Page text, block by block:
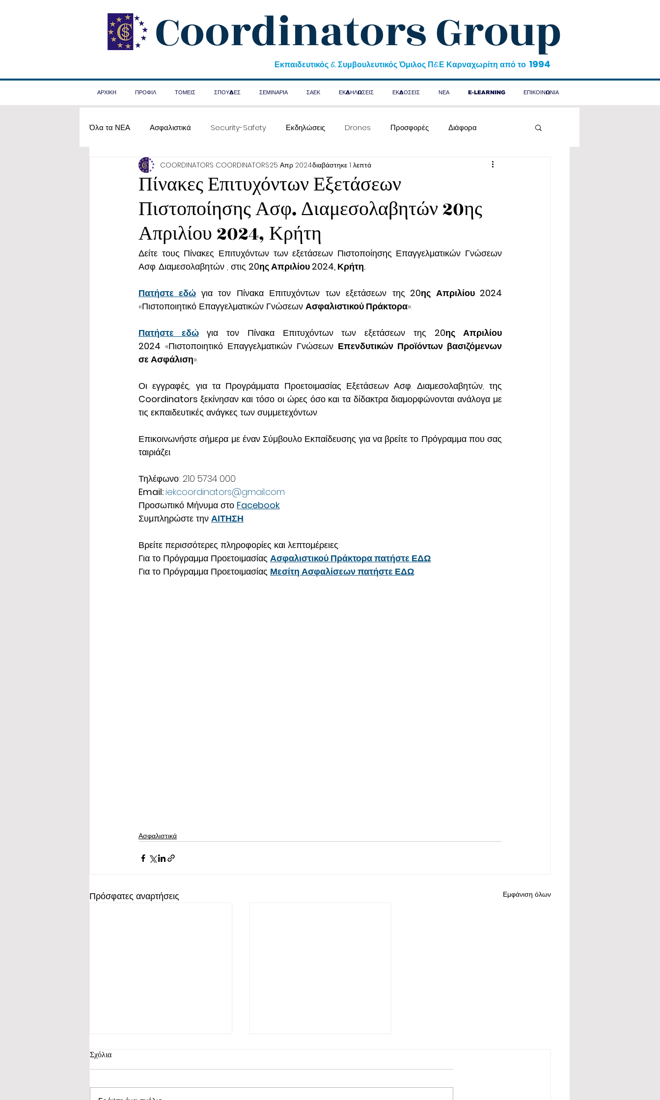
Coordinators Group
Εκπαιδευτικός & Συμβουλευτικός Όμιλος Π&Ε Καρναχωρίτη από το 1994
ΑΡΧΙΚΗ ΠΡΟΦΙΛ ΤΟΜΕΙΣ ΣΠΟΥΔΕΣ ΣΕΜΙΝΑΡΙΑ ΣΑΕΚ ΕΚΔΗΛΩΣΕΙΣ ΕΚΔΟΣΕΙΣ ΝΕΑ E-LEARNING ΕΠΙΚΟΙΝΩΝΙΑ
Όλα τα ΝΕΑ Ασφαλιστικά Security-Safety Εκδηλώσεις Drones Προσφορές Διάφορα
Α΄ Βοήθειες
Πίνακες Επιτυχόντων Εξετάσεων
Πιστοποίησης Ασφ. Διαμεσολαβητών 20ης
Απριλίου 2024, Κρήτη
COORDINATORS COORDINATORS25 Απρ 2024διαβάστηκε 1 λεπτά
Δείτε τους Πίνακες Επιτυχόντων των εξετάσεων Πιστοποίησης Επαγγελματικών Γνώσεων
Ασφ. Διαμεσολαβητών , στις 20ης Απριλίου 2024, Κρήτη.
Πατήστε εδώ για τον Πίνακα Επιτυχόντων των εξετάσεων της 20ης Απριλίου 2024
«Πιστοποιητικό Επαγγελματικών Γνώσεων Ασφαλιστικού Πράκτορα».
Πατήστε εδώ για τον Πίνακα Επιτυχόντων των εξετάσεων της 20ης Απριλίου
2024 «Πιστοποιητικό Επαγγελματικών Γνώσεων Επενδυτικών Προϊόντων βασιζόμενων
σε Ασφάλιση».
Coordinators ξεκίνησαν και τόσο οι ώρες όσο και τα δίδακτρα διαμορφώνονται ανάλογα με
τις εκπαιδευτικές ανάγκες των συμμετεχόντων.
Επικοινωνήστε σήμερα με έναν Σύμβουλο Εκπαίδευσης για να βρείτε το Πρόγραμμα που σας
ταιριάζει.
Τηλέφωνο: 210 5734 000
Email: iekcoordinators@gmail.com
Προσωπικό Μήνυμα στο Facebook
Συμπληρώστε την ΑΙΤΗΣΗ
Βρείτε περισσότερες πληροφορίες και λεπτομέρειες:
Για το Πρόγραμμα Προετοιμασίας Ασφαλιστικού Πράκτορα πατήστε ΕΔΩ.
Για το Πρόγραμμα Προετοιμασίας Μεσίτη Ασφαλίσεων πατήστε ΕΔΩ.
Ασφαλιστικά
Πρόσφατες αναρτήσεις Εμφάνιση όλων
Σχόλια